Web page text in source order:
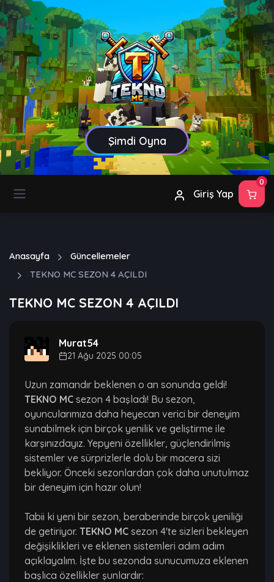
Şimdi Oyna
Giriş Yap
0
Anasayfa
Güncellemeler
TEKNO MC SEZON 4 AÇILDI
TEKNO MC SEZON 4 AÇILDI
Murat54
21 Ağu 2025 00:05
Uzun zamandır beklenen o an sonunda geldi!
TEKNO MC sezon 4 başladı! Bu sezon,
oyuncularımıza daha heyecan verici bir deneyim
sunabilmek için birçok yenilik ve geliştirme ile
karşınızdayız. Yepyeni özellikler, güçlendirilmiş
sistemler ve sürprizlerle dolu bir macera sizi
bekliyor. Önceki sezonlardan çok daha unutulmaz
bir deneyim için hazır olun!
Tabii ki yeni bir sezon, beraberinde birçok yeniliği
de getiriyor. TEKNO MC sezon 4'te sizleri bekleyen
değişiklikleri ve eklenen sistemleri adım adım
açıklayalım. İşte bu sezonda sunucumuza eklenen
başlıca özellikler şunlardır: